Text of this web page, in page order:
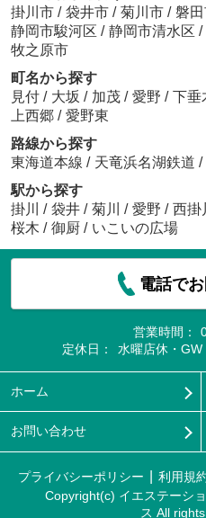
掛川市 / 袋井市 / 菊川市 / 磐
静岡市駿河区 / 静岡市清水区 /
牧之原市
町名から探す
見付 / 大坂 / 加茂 / 愛野 / 下垂
上西郷 / 愛野東
路線から探す
東海道本線 / 天竜浜名湖鉄道 /
駅から探す
掛川
/ 袋井 / 菊川 / 愛野 / 西掛
桜木 / 御厨 / いこいの広場
電話で
営業時間：
定休日：
水曜店休・
ホーム
お問い合わせ
プライバシーポリシー 利用規
Copyright(c) イエステーシ
ス All